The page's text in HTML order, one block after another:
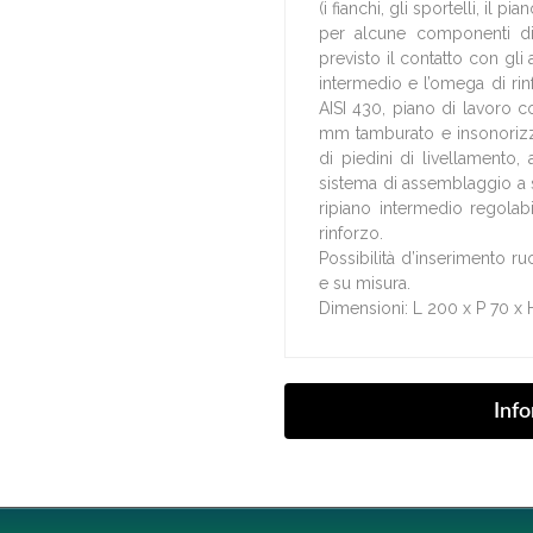
(i fianchi, gli sportelli, il
per alcune componenti
previsto il contatto con gli
intermedio e l’omega di
AISI 430, piano di lavoro
mm tamburato e
di piedini di livellamento,
sistema di assemblaggio a
ripiano intermedio
rinforzo.
Possibilità d’inserimento
e su misura.
Dimensioni: L 200 x P 70 x